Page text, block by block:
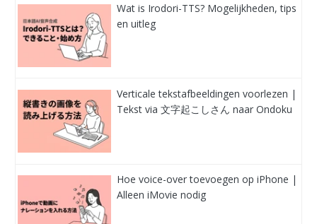
Wat is Irodori-TTS? Mogelijkheden, tips
en uitleg
Verticale tekstafbeeldingen voorlezen |
Tekst via 文字起こしさん naar Ondoku
Hoe voice-over toevoegen op iPhone |
Alleen iMovie nodig